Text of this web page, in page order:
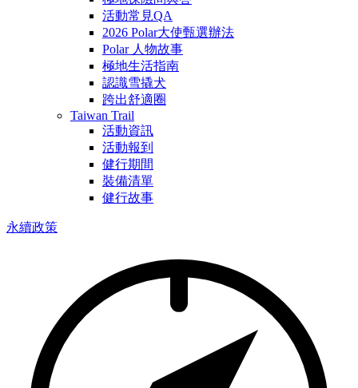
活動常見QA
2026 Polar大使甄選辦法
Polar 人物故事
極地生活指南
認識雪撬犬
跨出舒適圈
Taiwan Trail
活動資訊
活動報到
健行期間
裝備清單
健行故事
永續政策